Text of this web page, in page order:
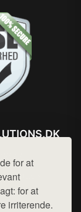
for at
for at
irriterende.
privatlivspolitik